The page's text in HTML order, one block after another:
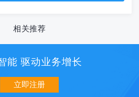
相关推荐
能 驱动业务增长
立即注册